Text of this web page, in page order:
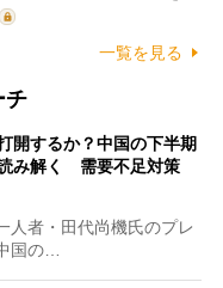
一覧を見る
チ
開するか？中国の下半期
み解く 需要不足対策
者・田代尚機氏のプレ
国の…